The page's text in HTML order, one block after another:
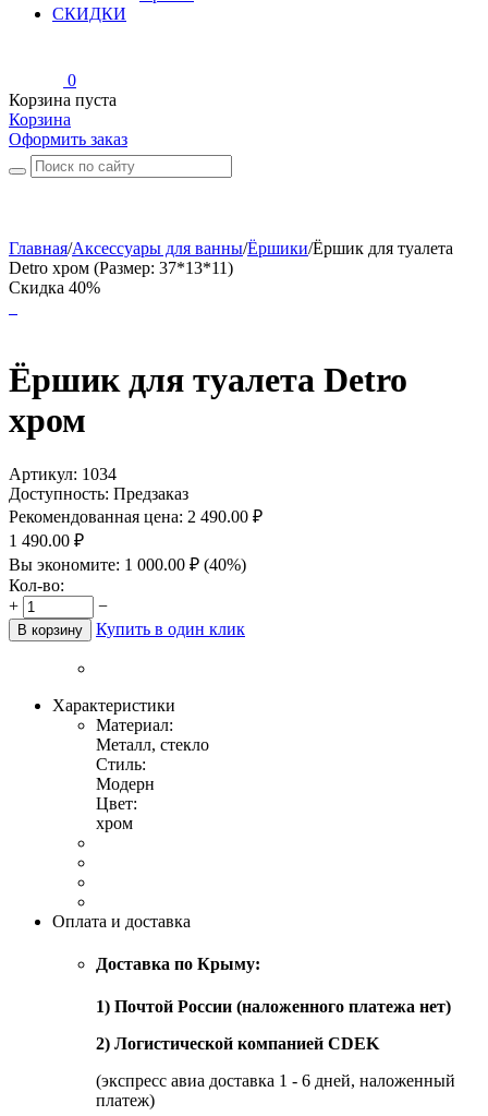
СКИДКИ
0
Корзина пуста
Корзина
Оформить заказ
Главная/Аксессуары для ванны/Ёршики/Ёршик для туалета
Detro хром (Размер: 37*13*11)
Скидка 40%
Ёршик для туалета Detro
хром
Артикул: 1034
Доступность: Предзаказ
Рекомендованная цена: 2 490.00 ₽
1 490.00 ₽
Вы экономите: 1 000.00 ₽ (40%)
Кол-во:
+
−
В корзину Купить в один клик
Характеристики
Материал:
Металл, стекло
Стиль:
Модерн
Цвет:
хром
Оплата и доставка
Доставка по Крыму:
1) Почтой России (наложенного платежа нет)
2) Логистической компанией CDEK
(экспресс авиа доставка 1 - 6 дней, наложенный
платеж)